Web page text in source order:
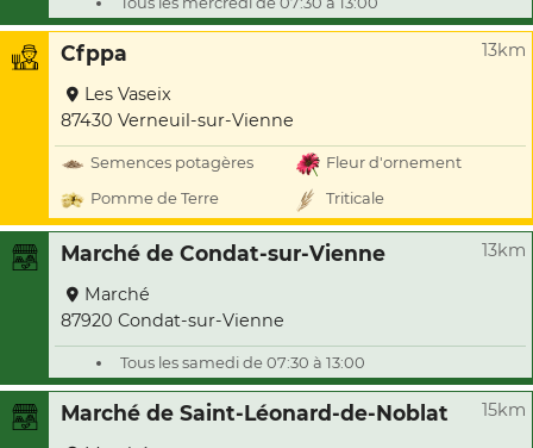
Cfppa 13km
Les Vaseix
87430 Verneuil-sur-Vienne
Semences potagères
Fleur d'ornement
Pomme de Terre
Triticale
Marché de Condat-sur-Vienne 13km
Marché
87920 Condat-sur-Vienne
Tous les samedi de 07:30 à 13:00
Marché de Saint-Léonard-de-Noblat 15km